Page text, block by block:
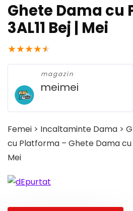
Ghete Dama cu
3AL11 Bej | Mei
★★★★★
magazin
meimei
Femei > Incaltaminte Dama >
cu Platforma – Ghete Dama cu
Mei